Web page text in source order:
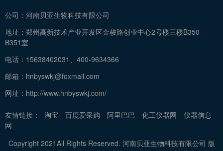
公司： 河南贝亚生物科技有限公司
地址： 郑州高新技术产业开发区金梭路创业中心2号楼三楼B350-
B351室
电话： 15638402031、400-9634366
邮箱： hnbyswkj@foxmail.com
网址： http://www.hnbyswkj.com/
友情链接： 淘宝 百度爱采购 阿里巴巴 化工仪器网
仪器信息
网
Copyright 2021All Rights Reserved. 河南贝亚生物科技有限公司 版